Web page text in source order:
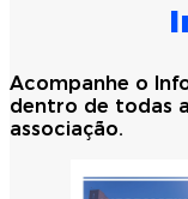
Acompanhe o
dentro de todas
associação.